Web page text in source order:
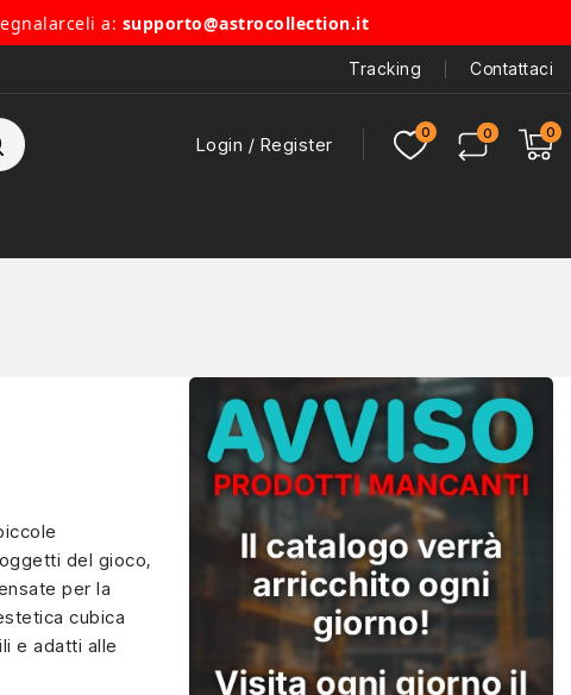
a: supporto@astrocollection.it
Tracking Contattaci
Login / Register
del gioco,
per la
cubica
e adatti alle